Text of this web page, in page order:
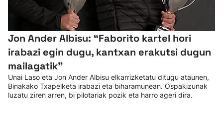
Jon Ander Albisu: “Faborito kartel hori
irabazi egin dugu, kantxan erakutsi dugun
mailagatik”
Unai Laso eta Jon Ander Albisu elkarrizketatu ditugu ataunen,
Binakako Txapelketa irabazi eta biharamunean. Ospakizunak
luzatu ziren arren, bi pilotariak pozik eta harro ageri dira.